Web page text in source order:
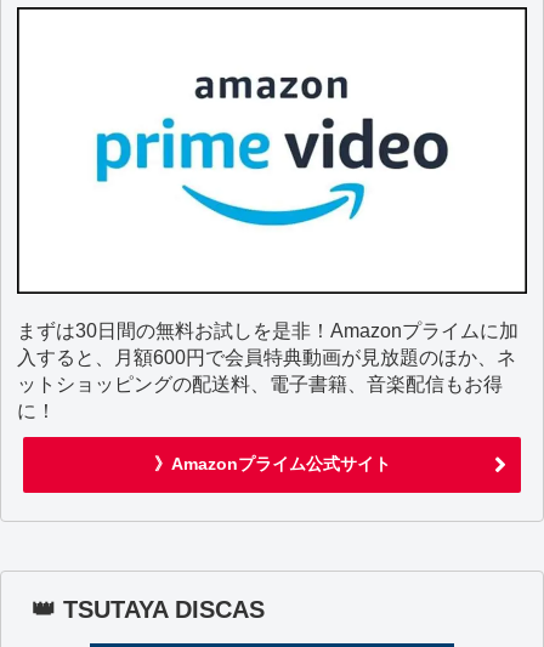
まずは30日間の無料お試しを是非！Amazonプライムに加
入すると、月額600円で会員特典動画が見放題のほか、ネ
ットショッピングの配送料、電子書籍、音楽配信もお得
に！
》Amazonプライム公式サイト
👑 TSUTAYA DISCAS